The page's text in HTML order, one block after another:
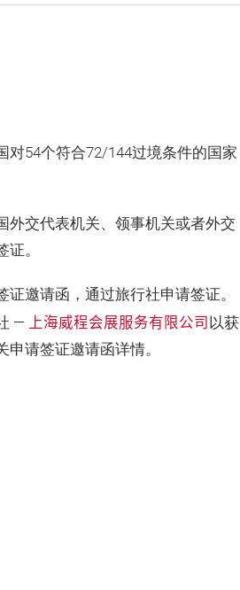
对54个符合72/144过境条件的国家
外交代表机关、领事机关或者外交
。
邀请函，通过旅行社申请签证。
— 上海威程会展服务有限公司 以获
请签证邀请函详情。